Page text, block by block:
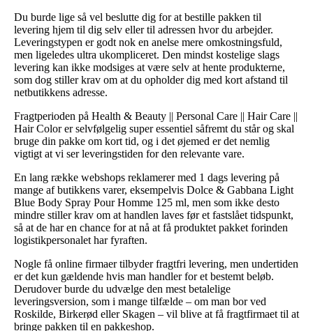
Du burde lige så vel beslutte dig for at bestille pakken til
levering hjem til dig selv eller til adressen hvor du arbejder.
Leveringstypen er godt nok en anelse mere omkostningsfuld,
men ligeledes ultra ukompliceret. Den mindst kostelige slags
levering kan ikke modsiges at være selv at hente produkterne,
som dog stiller krav om at du opholder dig med kort afstand til
netbutikkens adresse.
Fragtperioden på Health & Beauty || Personal Care || Hair Care ||
Hair Color er selvfølgelig super essentiel såfremt du står og skal
bruge din pakke om kort tid, og i det øjemed er det nemlig
vigtigt at vi ser leveringstiden for den relevante vare.
En lang række webshops reklamerer med 1 dags levering på
mange af butikkens varer, eksempelvis Dolce & Gabbana Light
Blue Body Spray Pour Homme 125 ml, men som ikke desto
mindre stiller krav om at handlen laves før et fastslået tidspunkt,
så at de har en chance for at nå at få produktet pakket forinden
logistikpersonalet har fyraften.
Nogle få online firmaer tilbyder fragtfri levering, men undertiden
er det kun gældende hvis man handler for et bestemt beløb.
Derudover burde du udvælge den mest betalelige
leveringsversion, som i mange tilfælde – om man bor ved
Roskilde, Birkerød eller Skagen – vil blive at få fragtfirmaet til at
bringe pakken til en pakkeshop.